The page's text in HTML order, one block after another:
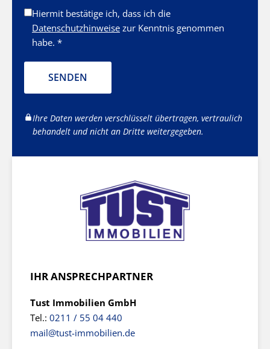
Hiermit bestätige ich, dass ich die
Datenschutzhinweise zur Kenntnis genommen
habe. *
SENDEN
Ihre Daten werden verschlüsselt übertragen, vertraulich
behandelt und nicht an Dritte weitergegeben.
IHR ANSPRECHPARTNER
Tust Immobilien GmbH
Tel.: 0211 / 55 04 440
mail@tust-immobilien.de